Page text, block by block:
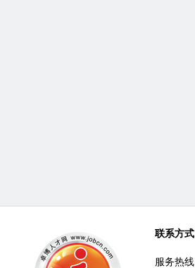
联系方式
服务热线